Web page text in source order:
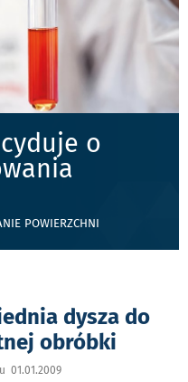
o
POWIERZCHNI
dysza do
obróbki
01.01.2009